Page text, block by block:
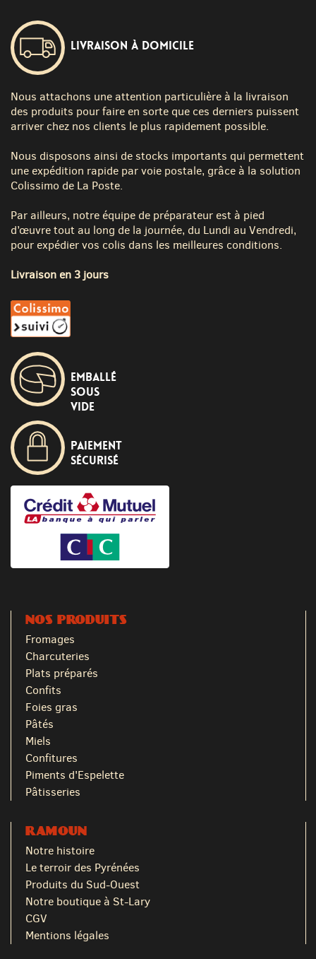
Livraison à domicile
Nous attachons une attention particulière à la livraison
des produits pour faire en sorte que ces derniers puissent
arriver chez nos clients le plus rapidement possible.
Nous disposons ainsi de stocks importants qui permettent
une expédition rapide par voie postale, grâce à la solution
Colissimo de La Poste.
Par ailleurs, notre équipe de préparateur est à pied
d’œuvre tout au long de la journée, du Lundi au Vendredi,
pour expédier vos colis dans les meilleures conditions.
Livraison en 3 jours
Emballé
sous
vide
Paiement
sécurisé
NOS PRODUITS
Fromages
Charcuteries
Plats préparés
Confits
Foies gras
Pâtés
Miels
Confitures
Piments d'Espelette
Pâtisseries
RAMOUN
Notre histoire
Le terroir des Pyrénées
Produits du Sud-Ouest
Notre boutique à St-Lary
CGV
Mentions légales